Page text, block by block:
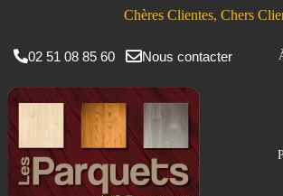
Chères Clientes, Chers
02 51 08 85 60 Nous contacter